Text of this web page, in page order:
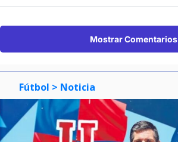
Mostrar Comentarios
Fútbol > Noticia